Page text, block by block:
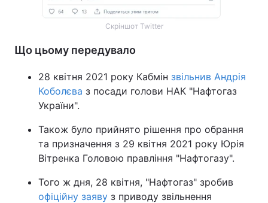
Скріншот Twitter
Що цьому передувало
28 квітня 2021 року Кабмін звільнив Андрія
Коболєва з посади голови НАК "Нафтогаз
України".
Також було прийнято рішення про обрання
та призначення з 29 квітня 2021 року Юрія
Вітренка Головою правління "Нафтогазу".
Того ж дня, 28 квітня, "Нафтогаз" зробив
офіційну заяву з приводу звільнення